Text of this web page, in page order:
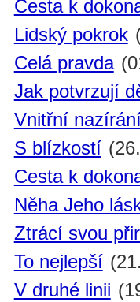
Cesta k
Lidský pokrok
Celá pravda
Jak potvrzují
Vnitřní
S blízkostí
Cesta k
Něha Jeho
Ztrácí svou
To nejlepší
V druhé linii